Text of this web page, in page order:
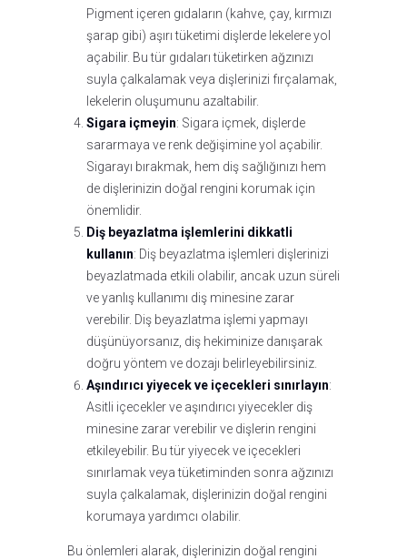
Pigment içeren gıdaların (kahve, çay, kırmızı
şarap gibi) aşırı tüketimi dişlerde lekelere yol
açabilir. Bu tür gıdaları tüketirken ağzınızı
suyla çalkalamak veya dişlerinizi fırçalamak,
lekelerin oluşumunu azaltabilir.
Sigara içmeyin: Sigara içmek, dişlerde
sararmaya ve renk değişimine yol açabilir.
Sigarayı bırakmak, hem diş sağlığınızı hem
de dişlerinizin doğal rengini korumak için
önemlidir.
Diş beyazlatma işlemlerini dikkatli
kullanın: Diş beyazlatma işlemleri dişlerinizi
beyazlatmada etkili olabilir, ancak uzun süreli
ve yanlış kullanımı diş minesine zarar
verebilir. Diş beyazlatma işlemi yapmayı
düşünüyorsanız, diş hekiminize danışarak
doğru yöntem ve dozajı belirleyebilirsiniz.
Aşındırıcı yiyecek ve içecekleri sınırlayın:
Asitli içecekler ve aşındırıcı yiyecekler diş
minesine zarar verebilir ve dişlerin rengini
etkileyebilir. Bu tür yiyecek ve içecekleri
sınırlamak veya tüketiminden sonra ağzınızı
suyla çalkalamak, dişlerinizin doğal rengini
korumaya yardımcı olabilir.
Bu önlemleri alarak, dişlerinizin doğal rengini